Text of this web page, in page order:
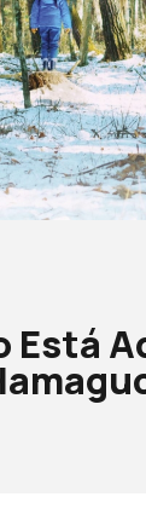
Está